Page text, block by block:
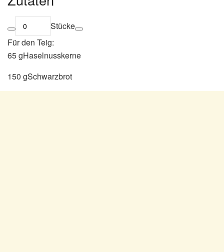
Stücke
Für den Teig:
65 gHaselnusskerne
150 gSchwarzbrot